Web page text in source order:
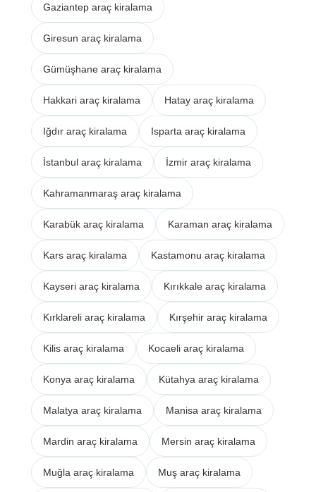
Gaziantep araç kiralama
Giresun araç kiralama
Gümüşhane araç kiralama
Hakkari araç kiralama Hatay araç kiralama
Iğdır araç kiralama Isparta araç kiralama
İstanbul araç kiralama İzmir araç kiralama
Kahramanmaraş araç kiralama
Karabük araç kiralama Karaman araç kiralama
Kars araç kiralama Kastamonu araç kiralama
Kayseri araç kiralama Kırıkkale araç kiralama
Kırklareli araç kiralama Kırşehir araç kiralama
Kilis araç kiralama Kocaeli araç kiralama
Konya araç kiralama Kütahya araç kiralama
Malatya araç kiralama Manisa araç kiralama
Mardin araç kiralama Mersin araç kiralama
Muğla araç kiralama Muş araç kiralama